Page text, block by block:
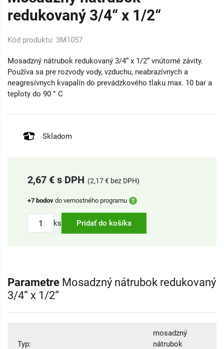
redukovaný 3/4“ x 1/2“
Kód produktu: 3M1057
Mosadzný nátrubok redukovaný 3/4“ x 1/2“ vnútorné závity.
Používa sa pre rozvody vody, vzduchu, neabrazívnych a
neagresívnych kvapalín do prevádzkového tlaku max. 10 bar a
teploty do 90 ° C
Skladom
2,67 € s DPH (2,17 € bez DPH)
+7 bodov do vernostného programu
ks Pridať do košíka
Parametre Mosadzný nátrubok redukovaný
3/4“ x 1/2“
Typ:
mosadzný
nátrubok